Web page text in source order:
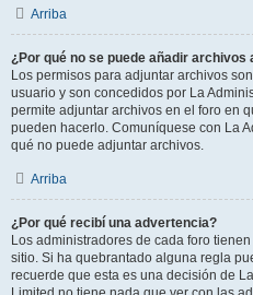
Arriba
¿Por qué no se puede añadir archivos
Los permisos para adjuntar archivos
usuario y son concedidos por La
permite adjuntar archivos en el foro en
pueden hacerlo. Comuníquese con La
qué no puede adjuntar archivos.
Arriba
¿Por qué recibí una advertencia?
Los administradores de cada foro
sitio. Si ha quebrantado alguna regla
recuerde que esta es una decisión de